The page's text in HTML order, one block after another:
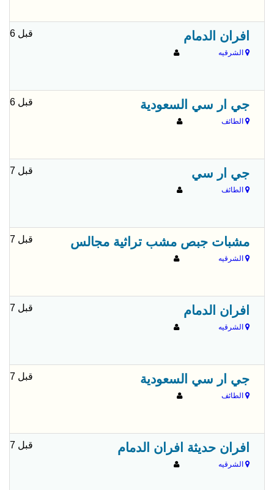
افران الدمام
الشرقيه
قبل 6 شهور
جي ار سي السعودية
الطائف
قبل 6 شهور
جي ار سي
الطائف
قبل 7 شهور
مشبات جبص مشب تراثية مجالس
الشرقيه
قبل 7 شهور
افران الدمام
الشرقيه
قبل 7 شهور
جي ار سي السعودية
الطائف
قبل 7 شهور
افران حديثة افران الدمام
الشرقيه
قبل 7 شهور